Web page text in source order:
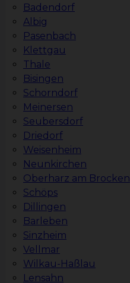
Badendorf
Albig
Pasenbach
Klettgau
Thale
Bisingen
Schorndorf
Meinersen
Seubersdorf
Driedorf
Weisenheim
Neunkirchen
Oberharz am Brocken
Schöps
Dillingen
Barleben
Sinzheim
Vellmar
Wilkau-Haßlau
Lensahn